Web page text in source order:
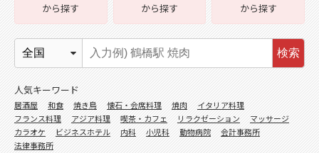
から探す
から探す
から探す
検索
人気キーワード
居酒屋 和食 焼き鳥 懐石・会席料理 焼肉
イタリア料理
フランス料理
アジア料理 喫茶・カフェ リラクゼーション
マッサージ
カラオケ
ビジネスホテル 内科 小児科 動物病院
会計事務所
法律事務所